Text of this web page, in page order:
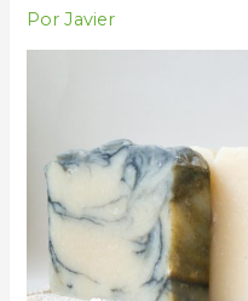
PorJavier